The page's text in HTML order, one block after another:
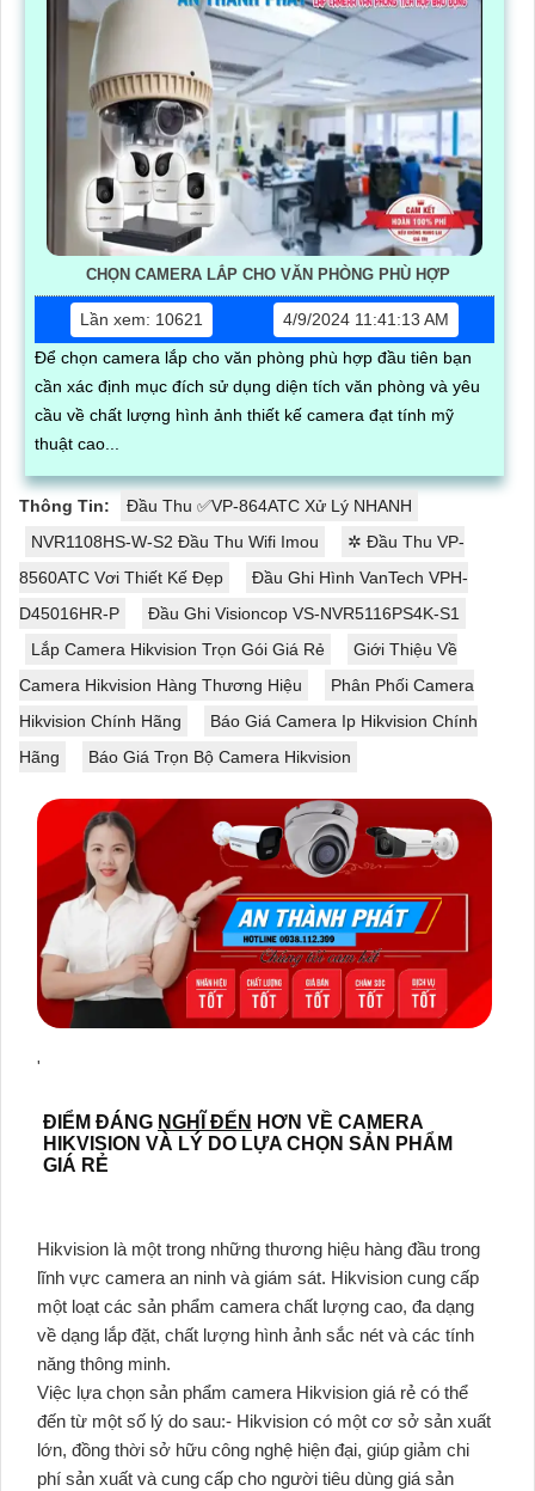
CHỌN CAMERA LẮP CHO VĂN PHÒNG PHÙ HỢP
Lần xem: 10621
4/9/2024 11:41:13 AM
Để chọn camera lắp cho văn phòng phù hợp đầu tiên bạn
cần xác định mục đích sử dụng diện tích văn phòng và yêu
cầu về chất lượng hình ảnh thiết kế camera đạt tính mỹ
thuật cao...
Thông Tin:
Đầu Thu ✅VP-864ATC Xử Lý NHANH
NVR1108HS-W-S2 Đầu Thu Wifi Imou
✲ Đầu Thu VP-
8560ATC Vơi Thiết Kế Đẹp
Đầu Ghi Hình VanTech VPH-
D45016HR-P
Đầu Ghi Visioncop VS-NVR5116PS4K-S1
Lắp Camera Hikvision Trọn Gói Giá Rẻ
Giới Thiệu Về
Camera Hikvision Hàng Thương Hiệu
Phân Phối Camera
Hikvision Chính Hãng
Báo Giá Camera Ip Hikvision Chính
Hãng
Báo Giá Trọn Bộ Camera Hikvision
'
ĐIỂM ĐÁNG NGHĨ ĐẾN HƠN VỀ CAMERA
HIKVISION VÀ LÝ DO LỰA CHỌN SẢN PHẨM
GIÁ RẺ
Hikvision là một trong những thương hiệu hàng đầu trong
lĩnh vực camera an ninh và giám sát. Hikvision cung cấp
một loạt các sản phẩm camera chất lượng cao, đa dạng
về dạng lắp đặt, chất lượng hình ảnh sắc nét và các tính
năng thông minh.
Việc lựa chọn sản phẩm camera Hikvision giá rẻ có thể
đến từ một số lý do sau:- Hikvision có một cơ sở sản xuất
lớn, đồng thời sở hữu công nghệ hiện đại, giúp giảm chi
phí sản xuất và cung cấp cho người tiêu dùng giá sản